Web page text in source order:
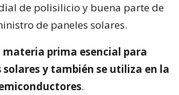
de polisilicio y buena parte de
de paneles solares.
materia prima esencial para
y también se utiliza en la
.